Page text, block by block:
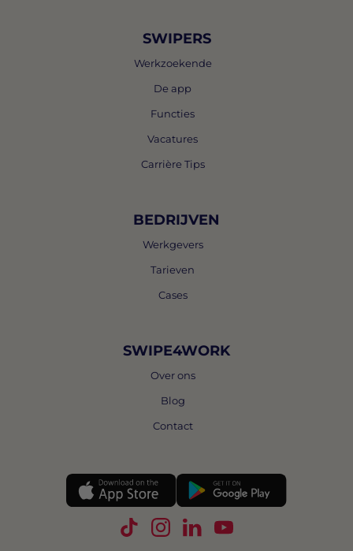
SWIPERS
Werkzoekende
De app
Functies
Vacatures
Carrière Tips
BEDRIJVEN
Werkgevers
Tarieven
Cases
SWIPE4WORK
Over ons
Blog
Contact
Volg Swipe4Work op TikTok
Volg Swipe4Work op
Volg Swipe4Work op
Volg Swipe4Work